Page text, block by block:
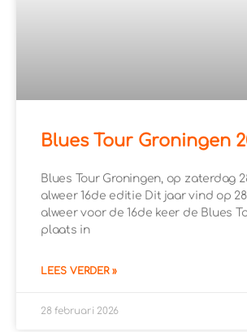
Blues Tour Groningen
Blues Tour Groningen, op zaterdag
alweer 16de editie Dit jaar vind op
alweer voor de 16de keer de Blues
plaats in
LEES VERDER »
28 februari 2026